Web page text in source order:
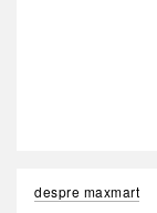
despre maxmart